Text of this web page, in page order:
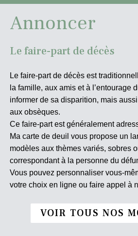
Annoncer
Le faire-part de décès
Le faire-part de décès est
la famille, aux amis et à l’entourage
informer de sa disparition, mais
aux obsèques.
Ce faire-part est généralement
Ma carte de deuil vous propose un
modèles aux thèmes variés, sobres
correspondant à la personne du
Vous pouvez personnaliser vous-
votre choix en ligne ou faire appel à
VOIR TOUS NOS